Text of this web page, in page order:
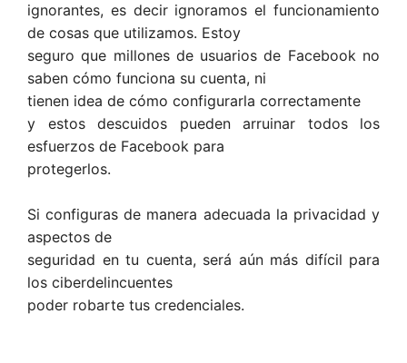
ignorantes, es decir ignoramos el funcionamiento
de cosas que utilizamos. Estoy
seguro que millones de usuarios de Facebook no
saben cómo funciona su cuenta, ni
tienen idea de cómo configurarla correctamente
y estos descuidos pueden arruinar todos los
esfuerzos de Facebook para
protegerlos.
Si configuras de manera adecuada la privacidad y
aspectos de
seguridad en tu cuenta, será aún más difícil para
los ciberdelincuentes
poder robarte tus credenciales.